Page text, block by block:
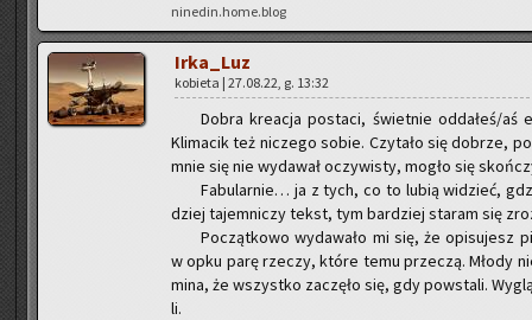
ninedin.home.blog
Ir­ka­_Luz
ko­bie­ta | 27.08.22, g. 13:32
Dobra kre­acja po­sta­ci, świet­nie od­da­łeś/
Kli­ma­cik też ni­cze­go sobie. Czy­ta­ło się do­brze,
mnie się nie wy­da­wał oczy­wi­sty, mogło się
Fa­bu­lar­nie… ja z tych, co to lubią wi­dzieć,
dziej ta­jem­ni­czy tekst, tym bar­dziej sta­ram się
Po­cząt­ko­wo wy­da­wa­ło mi się, że opi­su­jesz
w opku parę rze­czy, które temu prze­czą. Młody
mi­na, że wszyst­ko za­czę­ło się, gdy po­wsta­li.
li.